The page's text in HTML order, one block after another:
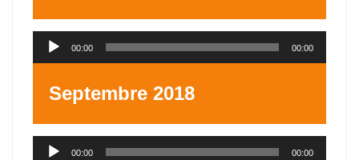
Lecteur
00:00 00:00
Septembre 2018
Lecteur
00:00 00:00